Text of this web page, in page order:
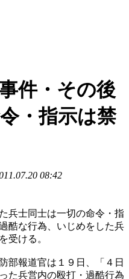
件・その後
・指示は禁
08:42
兵士同士は一切の命令・指
酷な行為、いじめをした兵
受ける。
部報道官は１９日、「４日
た兵営内の殴打・過酷行為